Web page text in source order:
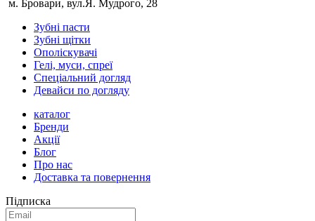
м. Бровари, вул.Я. Мудрого, 28
Зубні пасти
Зубні щітки
Ополіскувачі
Гелі, муси, спреї
Спеціальний догляд
Девайси по догляду
каталог
Бренди
Акції
Блог
Про нас
Доставка та повернення
Підписка